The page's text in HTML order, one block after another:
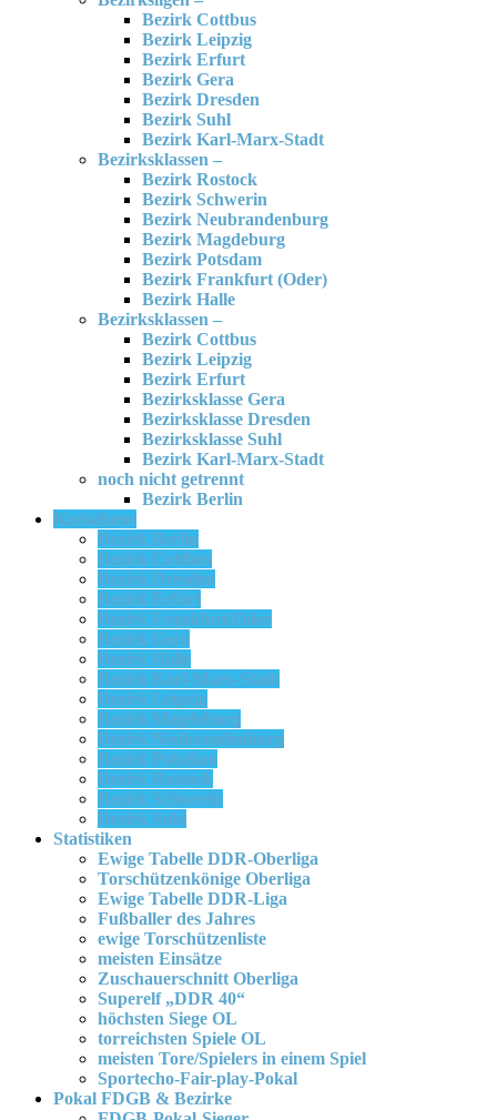
Bezirk Cottbus
Bezirk Leipzig
Bezirk Erfurt
Bezirk Gera
Bezirk Dresden
Bezirk Suhl
Bezirk Karl-Marx-Stadt
Bezirksklassen –
Bezirk Rostock
Bezirk Schwerin
Bezirk Neubrandenburg
Bezirk Magdeburg
Bezirk Potsdam
Bezirk Frankfurt (Oder)
Bezirk Halle
Bezirksklassen –
Bezirk Cottbus
Bezirk Leipzig
Bezirk Erfurt
Bezirksklasse Gera
Bezirksklasse Dresden
Bezirksklasse Suhl
Bezirk Karl-Marx-Stadt
noch nicht getrennt
Bezirk Berlin
Kreisebene
Bezirk Berlin
Bezirk Cottbus
Bezirk Dresden
Bezirk Erfurt
Bezirk Frankfurt/Oder
Bezirk Gera
Bezirk Halle
Bezirk Karl-Marx-Stadt
Bezirk Leipzig
Bezirk Magdeburg
Bezirk Neubrandenburg
Bezirk Potsdam
Bezirk Rostock
Bezirk Schwerin
Bezirk Suhl
Statistiken
Ewige Tabelle DDR-Oberliga
Torschützenkönige Oberliga
Ewige Tabelle DDR-Liga
Fußballer des Jahres
ewige Torschützenliste
meisten Einsätze
Zuschauerschnitt Oberliga
Superelf „DDR 40“
höchsten Siege OL
torreichsten Spiele OL
meisten Tore/Spielers in einem Spiel
Sportecho-Fair-play-Pokal
Pokal FDGB & Bezirke